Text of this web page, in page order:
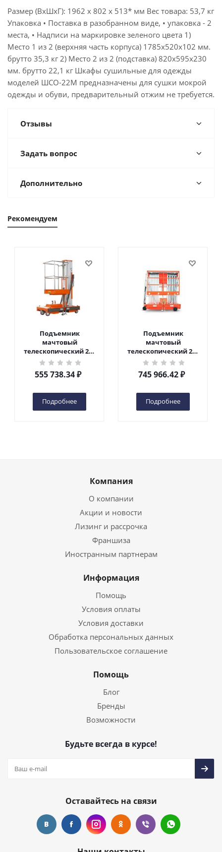
Размер (ВхШхГ): 1962 х 802 х 513* мм Вес товара: 53,7 кг
Упаковка • Поставка в разобранном виде, • упаковка - 2
места, • Надписи на маркировке зеленого цвета 1)
Место 1 из 2 (верхняя часть корпуса) 1785х520х102 мм.
брутто 35,3 кг 2) Место 2 из 2 (подставка) 820х595х230
мм. брутто 22,1 кг Шкафы сушильные для одежды
моделей ШСО-22М предназначены для сушки мокрой
одежды и обуви, предварительный отжим не требуется.
Отзывы
Задать вопрос
Дополнительно
Рекомендуем
Подъемник
мачтовый
телескопический 200
кг 6 м TOR GTWY6-200S
DC 2-мачтовый
(автономный) (G) в
555 738.34₽
Подробнее
Подъемник
мачтовый
телескопический 200
кг 10 м TOR GTWY10-
200S DC 2-мачтовый
(автономный) (N) в
745 966.42₽
Подробнее
Компания
О компании
Акции и новости
Лизинг и рассрочка
Франшиза
Иностранным партнерам
Информация
Помощь
Условия оплаты
Условия доставки
Обработка персональных данных
Пользовательское соглашение
Помощь
Блог
Бренды
Возможности
Будьте всегда в курсе!
Оставайтесь на связи